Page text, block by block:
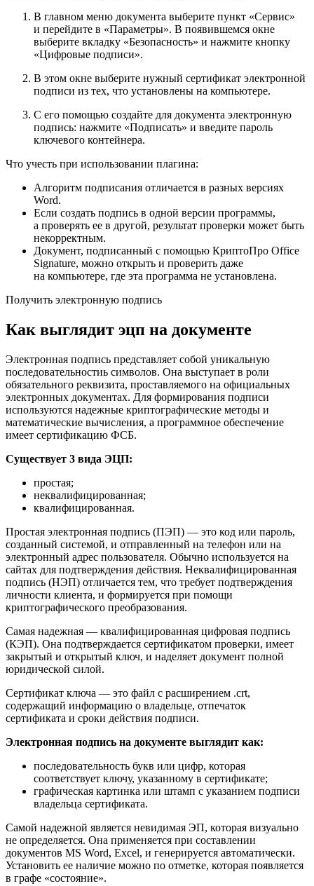
В главном меню документа выберите пункт «Сервис»
и перейдите в «Параметры». В появившемся окне
выберите вкладку «Безопасность» и нажмите кнопку
«Цифровые подписи».
В этом окне выберите нужный сертификат электронной
подписи из тех, что установлены на компьютере.
С его помощью создайте для документа электронную
подпись: нажмите «Подписать» и введите пароль
ключевого контейнера.
Что учесть при использовании плагина:
Алгоритм подписания отличается в разных версиях
Word.
Если создать подпись в одной версии программы,
а проверять ее в другой, результат проверки может быть
некорректным.
Документ, подписанный с помощью КриптоПро Office
Signature, можно открыть и проверить даже
на компьютере, где эта программа не установлена.
Получить электронную подпись
Как выглядит эцп на документе
Электронная подпись представляет собой уникальную
последовательностиь символов. Она выступает в роли
обязательного реквизита, проставляемого на официальных
электронных документах. Для формирования подписи
используются надежные криптографические методы и
математические вычисления, а программное обеспечение
имеет сертификацию ФСБ.
Существует 3 вида ЭЦП:
простая;
неквалифицированная;
квалифицированная.
Простая электронная подпись (ПЭП) — это код или пароль,
созданный системой, и отправленный на телефон или на
электронный адрес пользователя. Обычно используется на
сайтах для подтверждения действия. Неквалифицированная
подпись (НЭП) отличается тем, что требует подтверждения
личности клиента, и формируется при помощи
криптографического преобразования.
Самая надежная — квалифицированная цифровая подпись
(КЭП). Она подтверждается сертификатом проверки, имеет
закрытый и открытый ключ, и наделяет документ полной
юридической силой.
Сертификат ключа — это файл с расширением .crt,
содержащий информацию о владельце, отпечаток
сертификата и сроки действия подписи.
Электронная подпись на документе выглядит как:
последовательность букв или цифр, которая
соответствует ключу, указанному в сертификате;
графическая картинка или штамп с указанием подписи
владельца сертификата.
Самой надежной является невидимая ЭП, которая визуально
не определяется. Она применяется при составлении
документов MS Word, Excel, и генерируется автоматически.
Установить ее наличие можно по отметке, которая появляется
в графе «состояние».